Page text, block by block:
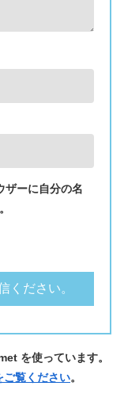
ザーに自分の名
を使っています。
ご覧ください。